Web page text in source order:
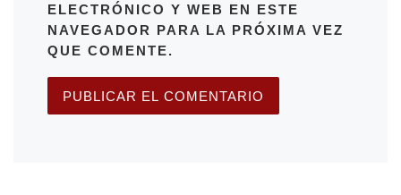
ELECTRÓNICO Y WEB EN ESTE
NAVEGADOR PARA LA PRÓXIMA VEZ
QUE COMENTE.